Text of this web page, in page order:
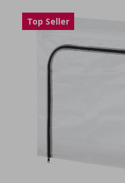
Top Seller